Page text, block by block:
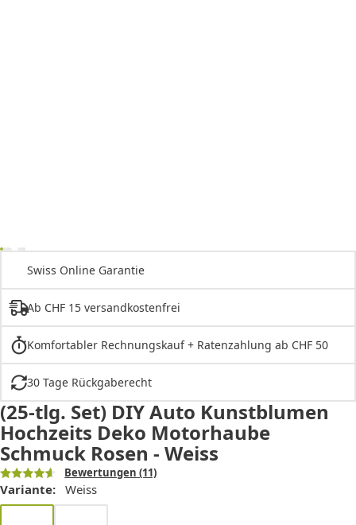
Swiss Online Garantie
Ab CHF 15 versandkostenfrei
Komfortabler Rechnungskauf + Ratenzahlung ab CHF 50
30 Tage Rückgaberecht
(25-tlg. Set) DIY Auto Kunstblumen
Hochzeits Deko Motorhaube
Schmuck Rosen - Weiss
Bewertungen (11)
Variante: Weiss